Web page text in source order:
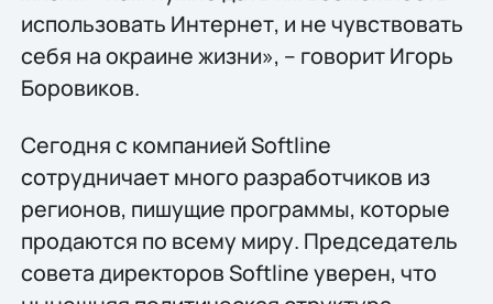
использовать Интернет, и не чувствовать
себя на окраине жизни», – говорит Игорь
Боровиков.
Сегодня с компанией Softline
сотрудничает много разработчиков из
регионов, пишущие программы, которые
продаются по всему миру. Председатель
совета директоров Softline уверен, что